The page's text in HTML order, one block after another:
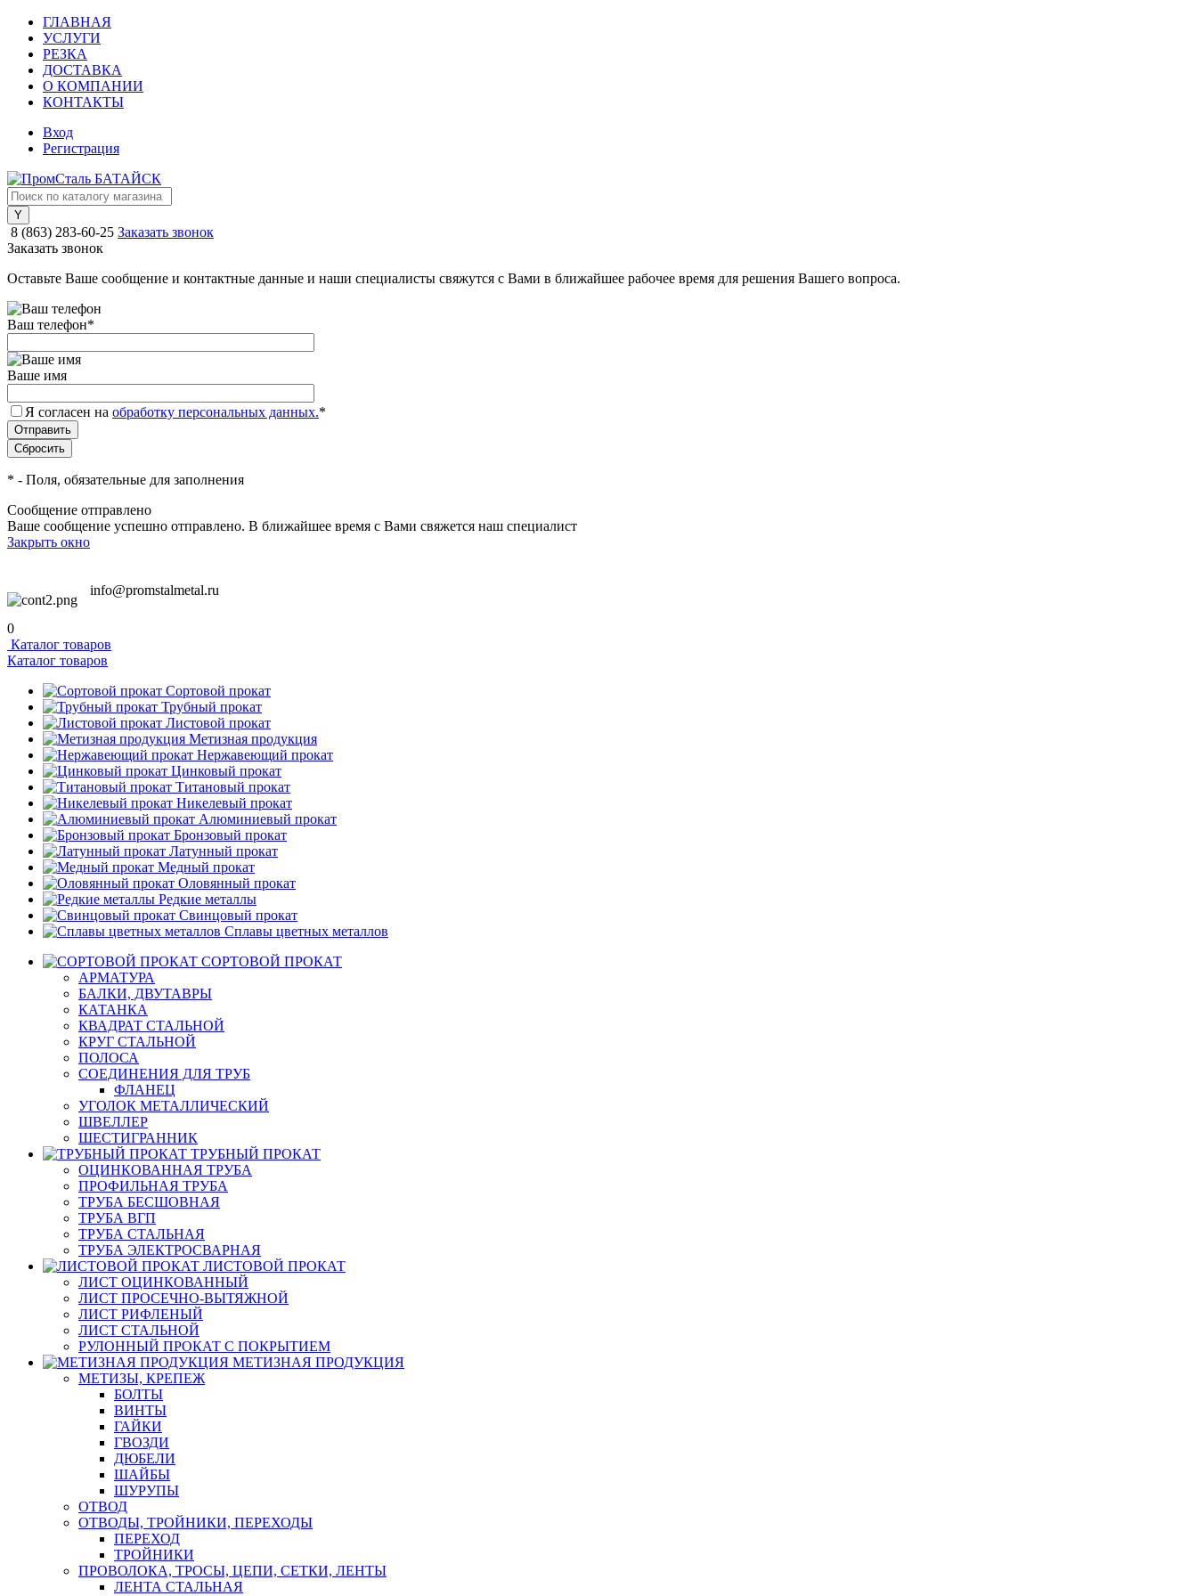
ГЛАВНАЯ
УСЛУГИ
РЕЗКА
ДОСТАВКА
О КОМПАНИИ
КОНТАКТЫ
Вход
Регистрация
8 (863) 283-60-25 Заказать звонок
Заказать звонок
Оставьте Ваше сообщение и контактные данные и наши специалисты свяжутся с Вами в ближайшее рабочее время для решения Вашего вопроса.
Ваш телефон*
Ваше имя
Я согласен на обработку персональных данных.*
* - Поля, обязательные для заполнения
Сообщение отправлено
Ваше сообщение успешно отправлено. В ближайшее время с Вами свяжется наш специалист
Закрыть окно
info@promstalmetal.ru
0
Каталог товаров
Каталог товаров
Сортовой прокат
Трубный прокат
Листовой прокат
Метизная продукция
Нержавеющий прокат
Цинковый прокат
Титановый прокат
Никелевый прокат
Алюминиевый прокат
Бронзовый прокат
Латунный прокат
Медный прокат
Оловянный прокат
Редкие металлы
Свинцовый прокат
Сплавы цветных металлов
СОРТОВОЙ ПРОКАТ
АРМАТУРА
БАЛКИ, ДВУТАВРЫ
КАТАНКА
КВАДРАТ СТАЛЬНОЙ
КРУГ СТАЛЬНОЙ
ПОЛОСА
СОЕДИНЕНИЯ ДЛЯ ТРУБ
ФЛАНЕЦ
УГОЛОК МЕТАЛЛИЧЕСКИЙ
ШВЕЛЛЕР
ШЕСТИГРАННИК
ТРУБНЫЙ ПРОКАТ
ОЦИНКОВАННАЯ ТРУБА
ПРОФИЛЬНАЯ ТРУБА
ТРУБА БЕСШОВНАЯ
ТРУБА ВГП
ТРУБА СТАЛЬНАЯ
ТРУБА ЭЛЕКТРОСВАРНАЯ
ЛИСТОВОЙ ПРОКАТ
ЛИСТ ОЦИНКОВАННЫЙ
ЛИСТ ПРОСЕЧНО-ВЫТЯЖНОЙ
ЛИСТ РИФЛЕНЫЙ
ЛИСТ СТАЛЬНОЙ
РУЛОННЫЙ ПРОКАТ С ПОКРЫТИЕМ
МЕТИЗНАЯ ПРОДУКЦИЯ
МЕТИЗЫ, КРЕПЕЖ
БОЛТЫ
ВИНТЫ
ГАЙКИ
ГВОЗДИ
ДЮБЕЛИ
ШАЙБЫ
ШУРУПЫ
ОТВОД
ОТВОДЫ, ТРОЙНИКИ, ПЕРЕХОДЫ
ПЕРЕХОД
ТРОЙНИКИ
ПРОВОЛОКА, ТРОСЫ, ЦЕПИ, СЕТКИ, ЛЕНТЫ
ЛЕНТА СТАЛЬНАЯ